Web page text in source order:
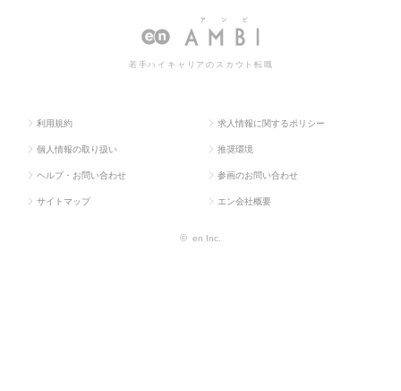
若手ハイキャリアのスカウト転職
利用規約 求人情報に関するポリシー
個人情報の取り扱い 推奨環境
ヘルプ・お問い合わせ 参画のお問い合わせ
サイトマップ エン会社概要
© en Inc.